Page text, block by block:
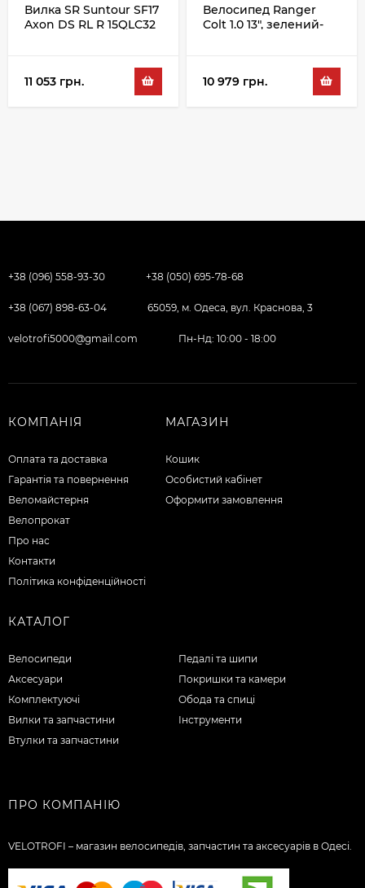
Вилка SR Suntour SF17
Axon DS RL R 15QLC32
11 053 грн.
Велосипед Ranger
Colt 1.0 13", зелений-
10 979 грн.
+38 (096) 558-93-30 +38 (050) 695-78-68
+38 (067) 898-63-04 65059, м. Одеса, вул. Краснова, 3
velotrofi5000@gmail.com Пн-Нд: 10:00 - 18:00
КОМПАНІЯ
Оплата та доставка
Гарантія та повернення
Веломайстерня
Велопрокат
Про нас
Контакти
Політика конфіденційності
МАГАЗИН
Кошик
Особистий кабінет
Оформити замовлення
КАТАЛОГ
Велосипеди
Аксесуари
Комплектуючі
Вилки та запчастини
Втулки та запчастини
Педалі та шипи
Покришки та камери
Обода та спиці
Інструменти
ПРО КОМПАНІЮ
VELOTROFI – магазин велосипедів, запчастин та аксесуарів в Одесі.